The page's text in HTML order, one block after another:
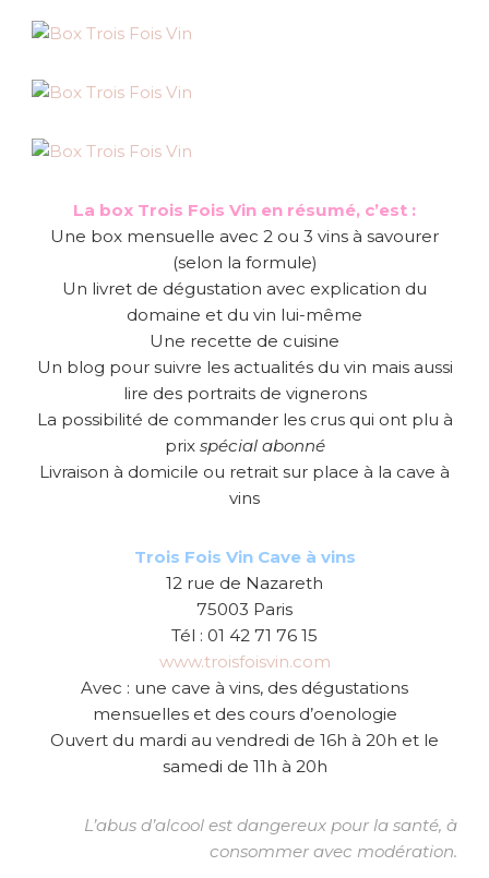
La box Trois Fois Vin en résumé, c’est :
Une box mensuelle avec 2 ou 3 vins à savourer
(selon la formule)
Un livret de dégustation avec explication du
domaine et du vin lui-même
Une recette de cuisine
Un blog pour suivre les actualités du vin mais aussi
lire des portraits de vignerons
La possibilité de commander les crus qui ont plu à
prix spécial abonné
Livraison à domicile ou retrait sur place à la cave à
vins
Trois Fois Vin Cave à vins
12 rue de Nazareth
75003 Paris
Tél : 01 42 71 76 15
www.troisfoisvin.com
Avec : une cave à vins, des dégustations
mensuelles et des cours d’oenologie
Ouvert du mardi au vendredi de 16h à 20h et le
samedi de 11h à 20h
L’abus d’alcool est dangereux pour la santé, à
consommer avec modération.